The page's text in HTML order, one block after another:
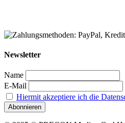
Newsletter
Name
E-Mail
Hiermit akzeptiere ich die